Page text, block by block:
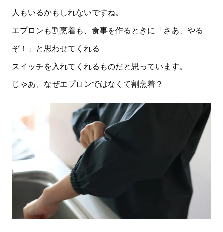
人もいるかもしれないですね。
エプロンも割烹着も、食事を作るときに「さあ、やる
ぞ！」と思わせてくれる
スイッチを入れてくれるものだと思っています。
じゃあ、なぜエプロンではなくて割烹着？